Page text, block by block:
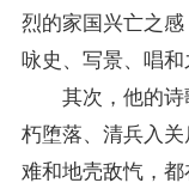
烈的家国兴亡之感
咏史、写景、唱和
其次，他的诗
朽堕落、清兵入
难和地壳敌忾，